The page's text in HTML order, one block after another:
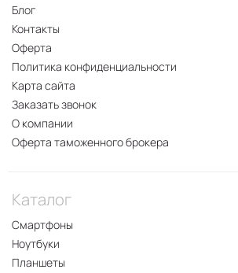
Блог
Контакты
Оферта
Политика конфиденциальности
Карта сайта
Заказать звонок
О компании
Оферта таможенного брокера
Каталог
Смартфоны
Ноутбуки
Планшеты